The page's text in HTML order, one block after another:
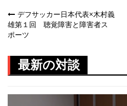
投
稿
ナ
ビ
デフサッカー日本代表×木村義
雄第１回 聴覚障害と障害者ス
ポーツ
最新の対談